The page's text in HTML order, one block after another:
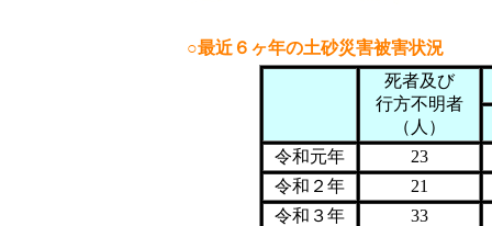
○最近６ヶ年の土砂災害被害状況
死者及び
行方不明者
（人）
令和元年
23
令和２年
21
令和３年
33